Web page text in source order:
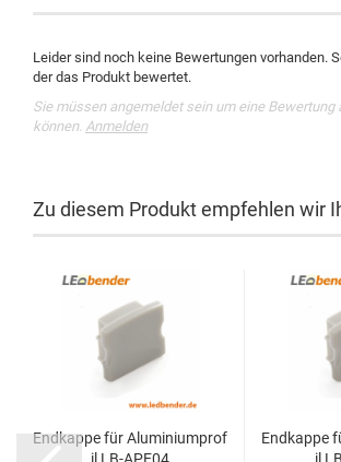
Leider sind noch keine Bewertungen vorhanden.
der das Produkt bewertet.
Sie müssen angemeldet sein um eine Bewertung
können. Anmelden
Zu diesem Produkt empfehlen wir
Endkappe für Aluminiumprof
il LB-APE04
Endkappe
il